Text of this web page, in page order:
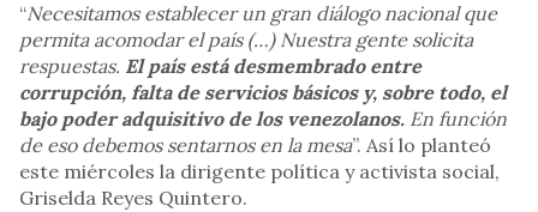
“Necesitamos establecer un gran diálogo nacional que
permita acomodar el país (…) Nuestra gente solicita
respuestas. El país está desmembrado entre
corrupción, falta de servicios básicos y, sobre todo, el
bajo poder adquisitivo de los venezolanos. En función
de eso debemos sentarnos en la mesa”. Así lo planteó
este miércoles la dirigente política y activista social,
Griselda Reyes Quintero.